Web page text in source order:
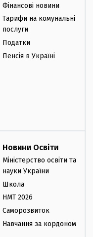
Фінансові новини
Тарифи на комунальні
послуги
Податки
Пенсія в Україні
Новини Освіти
Міністерство освіти та
науки України
Школа
НМТ 2026
Саморозвиток
Навчання за кордоном